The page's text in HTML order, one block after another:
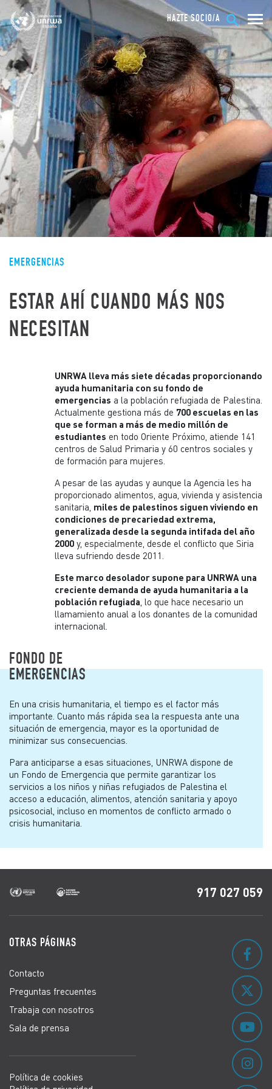
HAZTE SOCIO/A
EMERGENCIAS
ESTAR AHÍ CUANDO MÁS NOS
NECESITAN
UNRWA lleva más siete décadas proporcionando
ayuda humanitaria con su fondo de
emergencias a la población refugiada de Palestina.
Actualmente gestiona más de 700 escuelas en las
que se forman a más de medio millón de
estudiantes en todo Oriente Próximo, atiende 141
centros de Salud Primaria y 60 centros sociales y
de formación para mujeres.
A pesar de las ayudas y aunque la Agencia les ha
proporcionado alimentos, agua, vivienda y asistencia
sanitaria, miles de palestinos siguen viviendo en
condiciones de precariedad extrema,
generalizada desde la segunda intifada del año
2000y, especialmente, desde el conflicto que Siria
lleva sufriendo desde 2011.
Este marco desolador supone para UNRWA una
creciente demanda de ayuda humanitaria a la
población refugiada , lo que hace necesario un
llamamiento anual a los donantes de la comunidad
internacional.
FONDO DE
EMERGENCIAS
En una crisis humanitaria, el tiempo es el factor más
importante. Cuanto más rápida sea la respuesta ante una
situación de emergencia, mayor es la oportunidad de
minimizar sus consecuencias.
Para anticiparse a esas situaciones, UNRWA dispone de
un Fondo de Emergencia que permite garantizar los
servicios a los niños y niñas refugiados de Palestina el
acceso a educación, alimentos, atención sanitaria y apoyo
psicosocial, incluso en momentos de conflicto armado o
crisis humanitaria.
917 027 059
OTRAS PÁGINAS
Contacto
Preguntas frecuentes
Trabaja con nosotros
Sala de prensa
Política de cookies